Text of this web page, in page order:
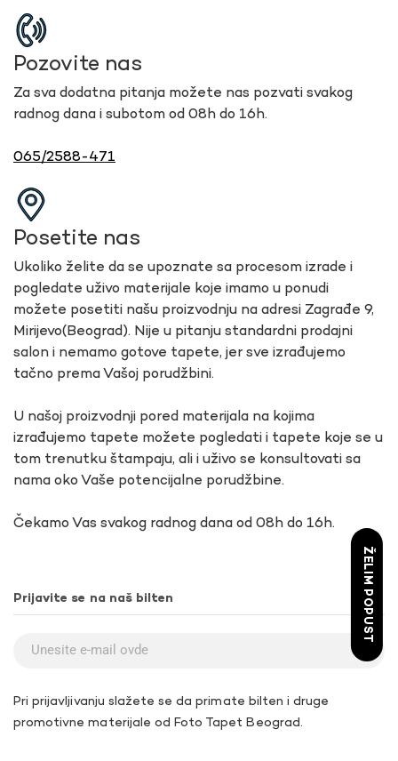
Pozovite nas
Za sva dodatna pitanja možete nas pozvati svakog
radnog dana i subotom od 08h do 16h.
065/2588-471
Posetite nas
Ukoliko želite da se upoznate sa procesom izrade i
pogledate uživo materijale koje imamo u ponudi
možete posetiti našu proizvodnju na adresi Zagrađe 9,
Mirijevo(Beograd). Nije u pitanju standardni prodajni
salon i nemamo gotove tapete, jer sve izrađujemo
tačno prema Vašoj porudžbini.
U našoj proizvodnji pored materijala na kojima
izrađujemo tapete možete pogledati i tapete koje se u
tom trenutku štampaju, ali i uživo se konsultovati sa
nama oko Vaše potencijalne porudžbine.
Čekamo Vas svakog radnog dana od 08h do 16h.
Prijavite se na naš bilten
Pri prijavljivanju slažete se da primate bilten i druge
promotivne materijale od Foto Tapet Beograd.
ŽELIM POPUST